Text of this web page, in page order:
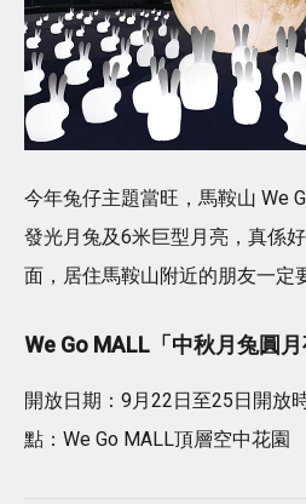
今年兔仔主題當旺，馬鞍山 We
發光月兔及6米巨型月亮，真係
面，居住馬鞍山附近的朋友一定
We Go MALL「中秋月兔圓
開放日期：9月22日至25日開放
點：We Go MALL頂層空中花園